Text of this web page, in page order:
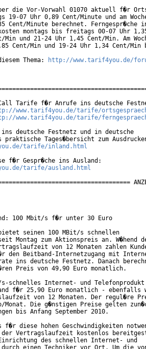
die Vor-Vorwahl 01070 aktuell f�r
07 Uhr 0,89 Cent/Minute und am
Cent/Minute berechnet. Ferngespr�che
montags bis freitags 00-07 Uhr
und 21-24 Uhr 1,45 Cent/Min. Am
Cent/Min und 19-24 Uhr 1,34 Cent/Min
Thema:
http://www.tarif4you.de/
Tarife f�r Anrufe ins deutsche
www.tarif4you.de/tarife/
www.tarif4you.de/tarife/
deutsche Festnetz und in deutsche
Tages�bersicht zum
tarife/inland.html
f�r Gespr�che ins Ausland:
tarife/ausland.html
100 Mbit/s f�r unter 30 Euro
seinen 100 MBit/s schnellen
Montag zum Aktionspreis an. W�hend
von 12 Monaten zahlen
den Beitband-Internetzugang mit
ins deutsche Festnetz. Danach
Preis von 49,90 Euro monatlich.
schnelles Internet- und
f�r 25,90 Euro monatlich - ebenfalls
von 12 Monaten. Der regul�re
Monat. Die g�nstigen Preise gelten
bis Anfang September 2010.
f�r diese hohen Geschwindigkeiten
der Vertragslaufzeit kostenlos
des schnellen Internet- und
durch einen Techniker vor Ort. Um die